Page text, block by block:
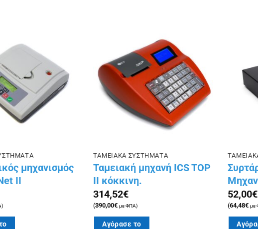
στην λίστα
επιθυμιών
μηχανισμός
II
Πρόσθήκη
στην λίστα
επιθυμιών
ΤΑΜΕΙΑΚΑ ΣΥΣΤΗΜΑΤΑ
Ταμειακή μηχανή ICS TOP
II κόκκινη.
314,52€
(390,00€ με ΦΠΑ)
Αγόρασε το
52,00€
(64,48€ με